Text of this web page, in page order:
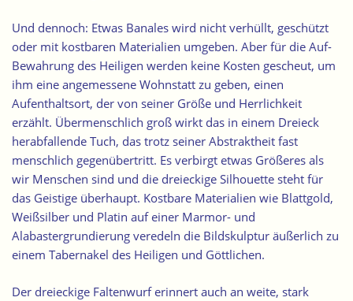
Und dennoch: Etwas Banales wird nicht verhüllt, geschützt
oder mit kostbaren Materialien umgeben. Aber für die Auf-
Bewahrung des Heiligen werden keine Kosten gescheut, um
ihm eine angemessene Wohnstatt zu geben, einen
Aufenthaltsort, der von seiner Größe und Herrlichkeit
erzählt. Übermenschlich groß wirkt das in einem Dreieck
herabfallende Tuch, das trotz seiner Abstraktheit fast
menschlich gegenübertritt. Es verbirgt etwas Größeres als
wir Menschen sind und die dreieckige Silhouette steht für
das Geistige überhaupt. Kostbare Materialien wie Blattgold,
Weißsilber und Platin auf einer Marmor- und
Alabastergrundierung veredeln die Bildskulptur äußerlich zu
einem Tabernakel des Heiligen und Göttlichen.
Der dreieckige Faltenwurf erinnert auch an weite, stark